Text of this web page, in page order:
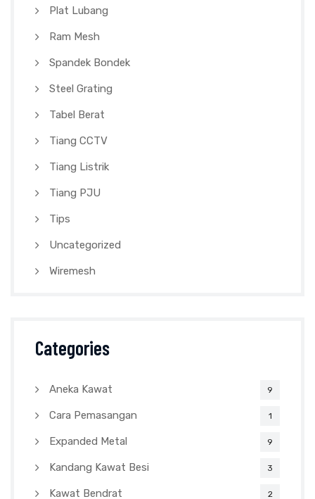
Plat Lubang
Ram Mesh
Spandek Bondek
Steel Grating
Tabel Berat
Tiang CCTV
Tiang Listrik
Tiang PJU
Tips
Uncategorized
Wiremesh
Categories
Aneka Kawat 9
Cara Pemasangan 1
Expanded Metal 9
Kandang Kawat Besi 3
Kawat Bendrat 2